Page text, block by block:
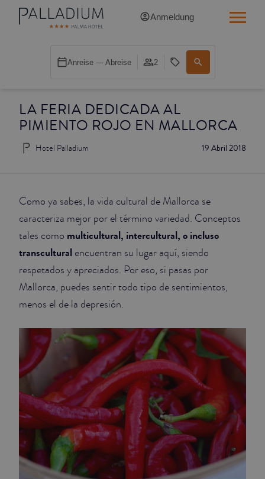
LA FERIA DEDICADA AL
PIMIENTO ROJO EN MALLORCA
19 Abril 2018
Hotel Palladium
Como ya sabes, la vida cultural de Mallorca se
caracteriza mejor por el término variedad. Conceptos
tales como multicultural, intercultural, o incluso
transcultural encuentran su lugar aquí, siendo
respetados y apreciados. Por eso, si pasas por
Mallorca, puedes sentir todo tipo de sentimientos,
menos el de la depresión.
Anmeldung
Anreise — Abreise 2
SINGLE BALCONY CATHEDRAL
DOUBLE WHITE
DOUBLE INN CATHEDRAL
SUPERIOR
JUNIOR SUITES